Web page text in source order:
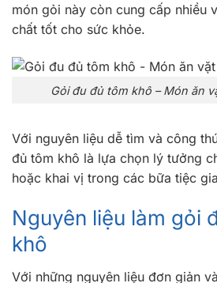
món gỏi này còn cung cấp nhiều
chất tốt cho sức khỏe.
Gỏi đu đủ tôm khô – Món ăn
Với nguyên liệu dễ tìm và công
đủ tôm khô là lựa chọn lý tưởng
hoặc khai vị trong các bữa tiệc
Nguyên liệu làm gỏi
khô
Với những nguyên liệu đơn giản